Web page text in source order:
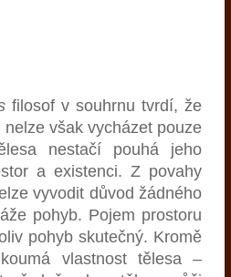
filosof v souhrnu tvrdí, že
však vycházet pouze
nestačí pouhá jeho
a existenci. Z povahy
vyvodit důvod žádného
pohyb. Pojem prostoru
pohyb skutečný. Kromě
vlastnost tělesa –